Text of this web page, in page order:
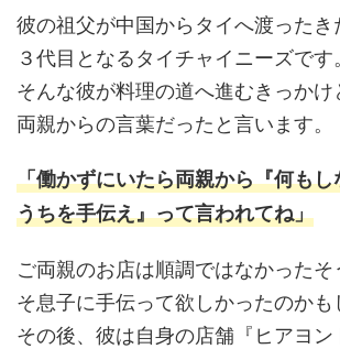
彼の祖父が中国からタイへ渡ったき
３代目となるタイチャイニーズです。
そんな彼が料理の道へ進むきっかけ
両親からの言葉だったと言います。
「働かずにいたら両親から『何も
うちを手伝え』って言われてね」
ご両親のお店は順調ではなかったそ
そ息子に手伝って欲しかったのかも
その後、彼は自身の店舗『ヒアヨ